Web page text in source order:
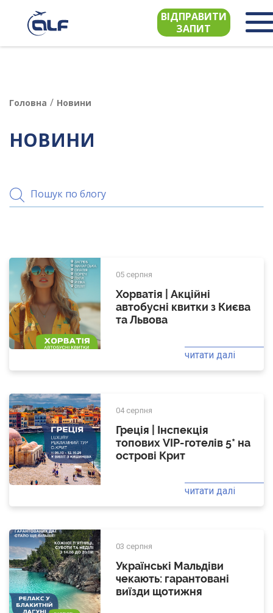
ВІДПРАВИТИ
ЗАПИТ
Головна / Новини
НОВИНИ
05 серпня
Хорватія | Акційні
автобусні квитки з Києва
та Львова
читати далі
04 серпня
Греція | Інспекція
топових VIP-готелів 5* на
острові Крит
читати далі
03 серпня
Українські Мальдіви
чекають: гарантовані
виїзди щотижня